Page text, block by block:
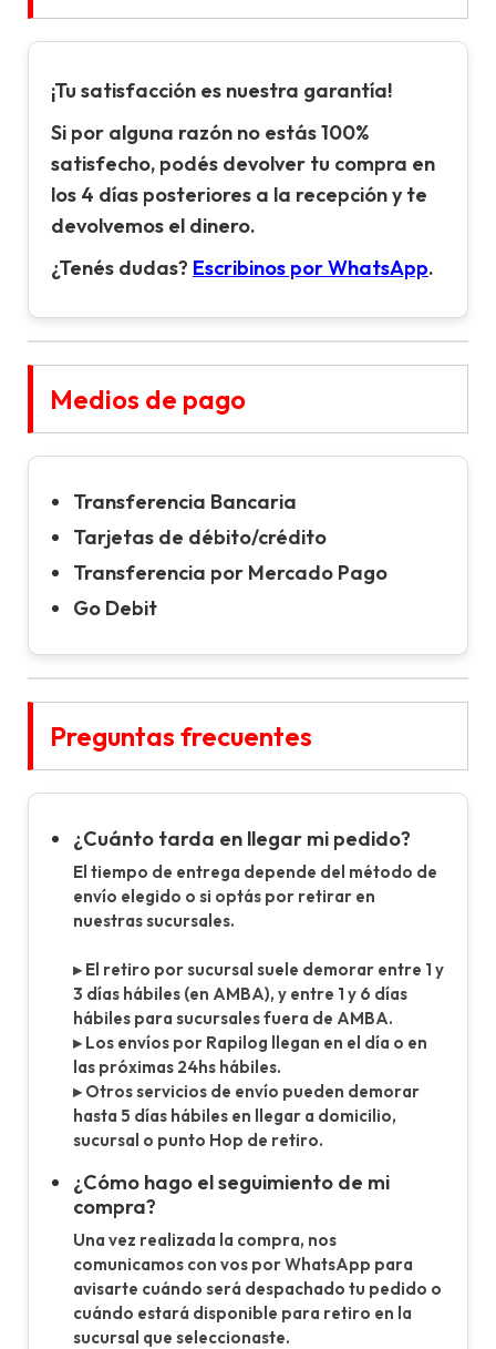
¡Tu satisfacción es nuestra garantía!
Si por alguna razón no estás 100%
satisfecho, podés devolver tu compra en
los 4 días posteriores a la recepción y te
devolvemos el dinero.
¿Tenés dudas? Escribinos por WhatsApp.
Medios de pago
Transferencia Bancaria
Tarjetas de débito/crédito
Transferencia por Mercado Pago
Go Debit
Preguntas frecuentes
¿Cuánto tarda en llegar mi pedido?
El tiempo de entrega depende del método de
envío elegido o si optás por retirar en
nuestras sucursales.
▸ El retiro por sucursal suele demorar entre 1 y
3 días hábiles (en AMBA), y entre 1 y 6 días
hábiles para sucursales fuera de AMBA.
▸ Los envíos por Rapilog llegan en el día o en
las próximas 24hs hábiles.
▸ Otros servicios de envío pueden demorar
hasta 5 días hábiles en llegar a domicilio,
sucursal o punto Hop de retiro.
¿Cómo hago el seguimiento de mi
compra?
Una vez realizada la compra, nos
comunicamos con vos por WhatsApp para
avisarte cuándo será despachado tu pedido o
cuándo estará disponible para retiro en la
sucursal que seleccionaste.